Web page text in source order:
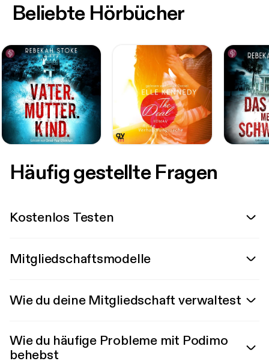
Beliebte Hörbücher
Häufig gestellte Fragen
Kostenlos Testen
Mitgliedschaftsmodelle
Wie du deine Mitgliedschaft verwaltest
Wie du häufige Probleme mit Podimo
behebst